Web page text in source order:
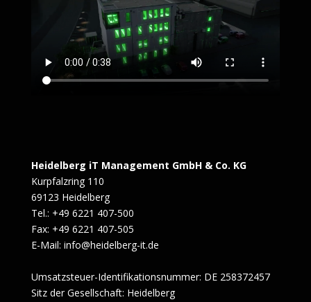
Heidelberg iT Management GmbH & Co. KG
Kurpfalzring 110
69123 Heidelberg
Tel.: +49 6221 407-500
Fax: +49 6221 407-505
E-Mail: info@heidelberg-it.de
Umsatzsteuer-Identifikationsnummer: DE 258372457
Sitz der Gesellschaft: Heidelberg